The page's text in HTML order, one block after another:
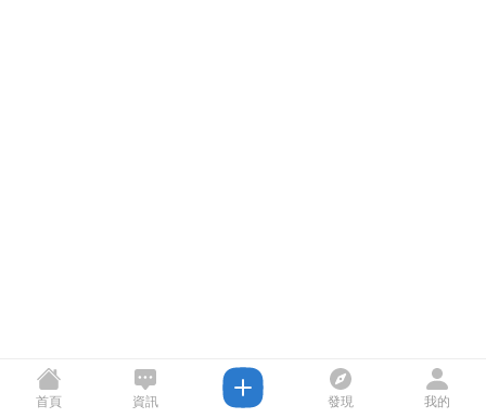
首頁 資訊 發現 我的